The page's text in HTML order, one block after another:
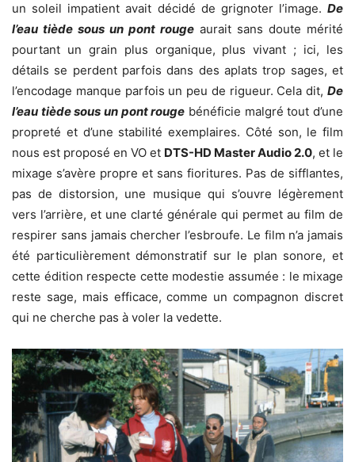
un soleil impatient avait décidé de grignoter l’image. De
l’eau tiède sous un pont rouge aurait sans doute mérité
pourtant un grain plus organique, plus vivant ; ici, les
détails se perdent parfois dans des aplats trop sages, et
l’encodage manque parfois un peu de rigueur. Cela dit, De
l’eau tiède sous un pont rouge bénéficie malgré tout d’une
propreté et d’une stabilité exemplaires. Côté son, le film
nous est proposé en VO et DTS-HD Master Audio 2.0, et le
mixage s’avère propre et sans fioritures. Pas de sifflantes,
pas de distorsion, une musique qui s’ouvre légèrement
vers l’arrière, et une clarté générale qui permet au film de
respirer sans jamais chercher l’esbroufe. Le film n’a jamais
été particulièrement démonstratif sur le plan sonore, et
cette édition respecte cette modestie assumée : le mixage
reste sage, mais efficace, comme un compagnon discret
qui ne cherche pas à voler la vedette.